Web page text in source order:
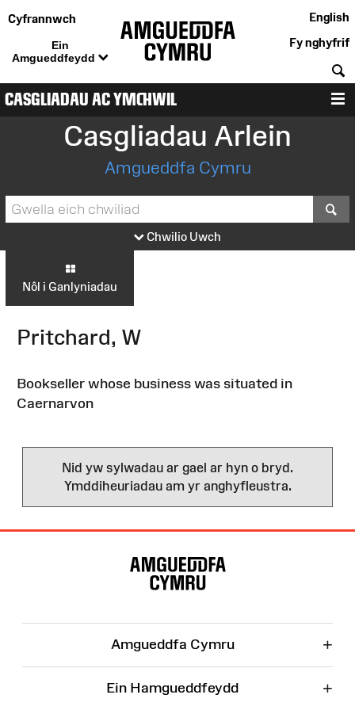
Cyfrannwch
Ein
Amgueddfeydd
English
Fy nghyfrif
CASGLIADAU AC YMCHWIL
Casgliadau Arlein
Amgueddfa Cymru
Chwilio Uwch
Nôl i Ganlyniadau
Pritchard, W
Bookseller whose business was situated in
Caernarvon
Nid yw sylwadau ar gael ar hyn o bryd.
Ymddiheuriadau am yr anghyfleustra.
Amgueddfa Cymru +
Ein Hamgueddfeydd +